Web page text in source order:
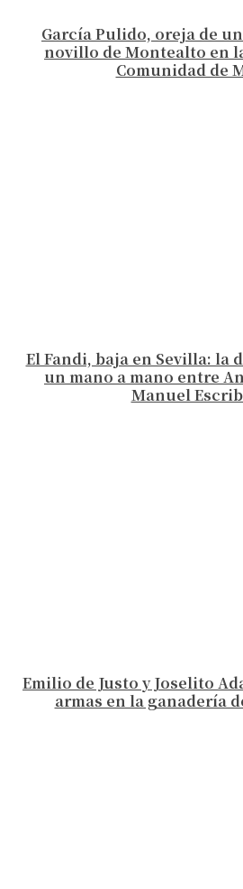
García Pulido, oreja de
novillo de Montealto en
Comunidad de
El Fandi, baja en Sevilla: la
un mano a mano entre
Manuel
Emilio de Justo y Joselito
armas en la ganadería